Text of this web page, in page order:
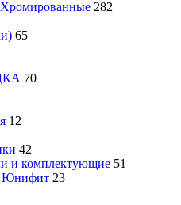
282
65
70
12
42
и комплектующие 51
Юнифит 23